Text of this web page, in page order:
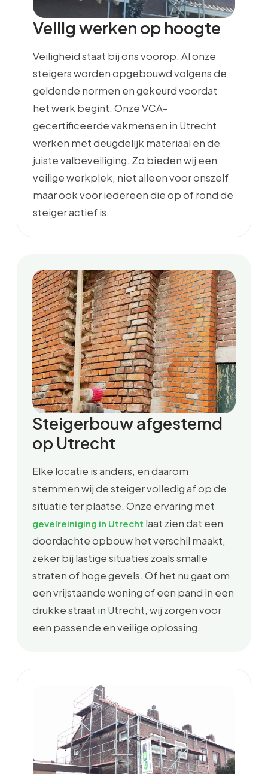
Veilig werken op hoogte
Veiligheid staat bij ons voorop. Al onze
steigers worden opgebouwd volgens de
geldende normen en gekeurd voordat
het werk begint. Onze VCA-
gecertificeerde vakmensen in Utrecht
werken met deugdelijk materiaal en de
juiste valbeveiliging. Zo bieden wij een
veilige werkplek, niet alleen voor onszelf
maar ook voor iedereen die op of rond de
steiger actief is.
Steigerbouw afgestemd
op Utrecht
Elke locatie is anders, en daarom
stemmen wij de steiger volledig af op de
situatie ter plaatse. Onze ervaring met
gevelreiniging in Utrecht laat zien dat een
doordachte opbouw het verschil maakt,
zeker bij lastige situaties zoals smalle
straten of hoge gevels. Of het nu gaat om
een vrijstaande woning of een pand in een
drukke straat in Utrecht, wij zorgen voor
een passende en veilige oplossing.